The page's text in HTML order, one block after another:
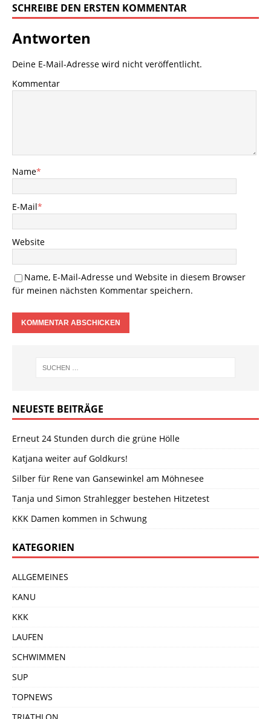
SCHREIBE DEN ERSTEN KOMMENTAR
Antworten
Deine E-Mail-Adresse wird nicht veröffentlicht.
Kommentar
Name*
E-Mail*
Website
Name, E-Mail-Adresse und Website in diesem Browser
für meinen nächsten Kommentar speichern.
NEUESTE BEITRÄGE
Erneut 24 Stunden durch die grüne Hölle
Katjana weiter auf Goldkurs!
Silber für Rene van Gansewinkel am Möhnesee
Tanja und Simon Strahlegger bestehen Hitzetest
KKK Damen kommen in Schwung
KATEGORIEN
ALLGEMEINES
KANU
KKK
LAUFEN
SCHWIMMEN
SUP
TOPNEWS